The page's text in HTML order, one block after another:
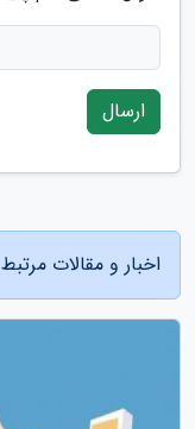
ارسال
اخبار و مقالات مرتبط